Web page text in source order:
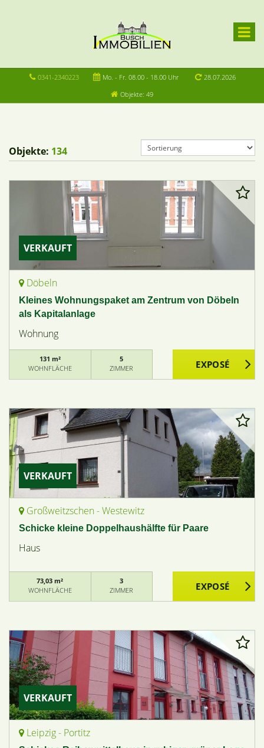
0341-2340223 Mo. - Fr. 08.00 - 18.00 Uhr
28.07.2026
Objekte: 49
Objekte: 134
VERKAUFT
Döbeln
Kleines Wohnungspaket am Zentrum von Döbeln
als Kapitalanlage
Wohnung
131 m²
WOHNFLÄCHE
5
ZIMMER
VERKAUFT
Großweitzschen - Westewitz
Schicke kleine Doppelhaushälfte für Paare
Haus
73,03 m²
WOHNFLÄCHE
3
ZIMMER
VERKAUFT
Leipzig - Portitz